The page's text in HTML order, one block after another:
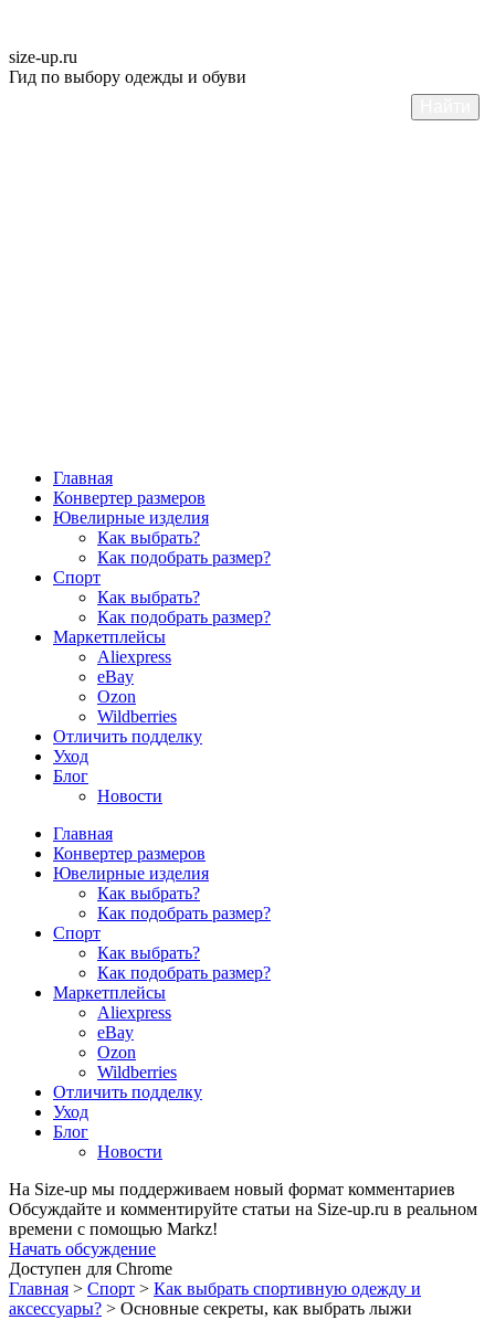
size-up.ru
Гид по выбору одежды и обуви
Главная
Конвертер размеров
Ювелирные изделия
Как выбрать?
Как подобрать размер?
Спорт
Как выбрать?
Как подобрать размер?
Маркетплейсы
Aliexpress
eBay
Ozon
Wildberries
Отличить подделку
Уход
Блог
Новости
Главная
Конвертер размеров
Ювелирные изделия
Как выбрать?
Как подобрать размер?
Спорт
Как выбрать?
Как подобрать размер?
Маркетплейсы
Aliexpress
eBay
Ozon
Wildberries
Отличить подделку
Уход
Блог
Новости
На Size-up мы поддерживаем новый формат комментариев
Обсуждайте и комментируйте статьи на Size-up.ru в реальном
времени с помощью Markz!
Начать обсуждение
Доступен для Chrome
Главная > Спорт > Как выбрать спортивную одежду и
аксессуары? > Основные секреты, как выбрать лыжи